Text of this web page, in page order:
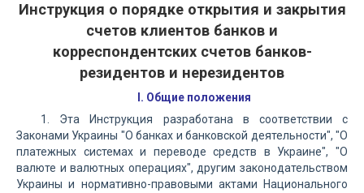
Инструкция о порядке открытия и закрытия
счетов клиентов банков и
корреспондентских счетов банков-
резидентов и нерезидентов
I. Общие положения
1. Эта Инструкция разработана в соответствии с
Законами Украины "О банках и банковской деятельности", "О
платежных системах и переводе средств в Украине", "О
валюте и валютных операциях", другим законодательством
Украины и нормативно-правовыми актами Национального